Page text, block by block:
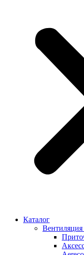
Каталог
Вентиляция